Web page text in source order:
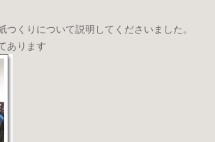
くりについて説明してくださいました。
あります